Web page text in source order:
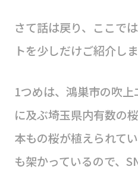
さて話は戻り、ここで
トを少しだけご紹介しま
1つめは、鴻巣市の吹
に及ぶ埼玉県内有数の
本もの桜が植えられて
も架かっているので、